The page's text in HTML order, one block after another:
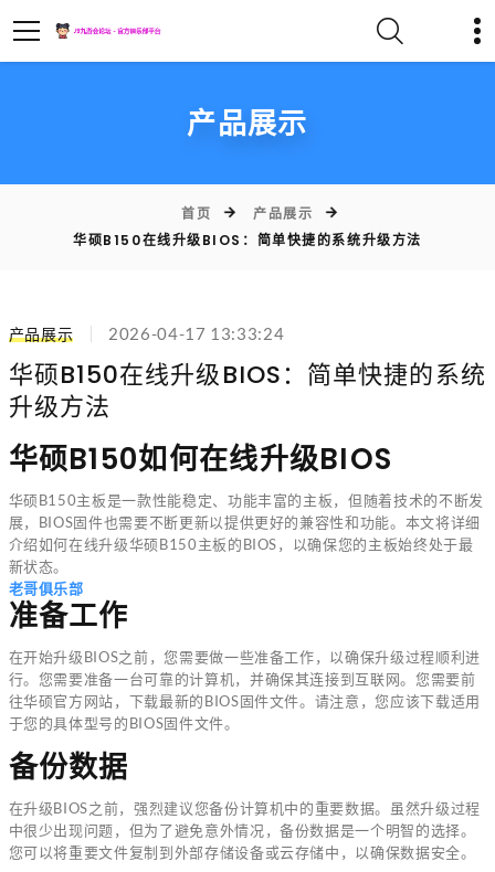
产品展示
首页
产品展示
华硕B150在线升级BIOS：简单快捷的系统升级方法
产品展示 2026-04-17 13:33:24
华硕B150在线升级BIOS：简单快捷的系统
升级方法
华硕B150如何在线升级BIOS
华硕B150主板是一款性能稳定、功能丰富的主板，但随着技术的不断发
展，BIOS固件也需要不断更新以提供更好的兼容性和功能。本文将详细
介绍如何在线升级华硕B150主板的BIOS，以确保您的主板始终处于最
新状态。
老哥俱乐部
准备工作
在开始升级BIOS之前，您需要做一些准备工作，以确保升级过程顺利进
行。您需要准备一台可靠的计算机，并确保其连接到互联网。您需要前
往华硕官方网站，下载最新的BIOS固件文件。请注意，您应该下载适用
于您的具体型号的BIOS固件文件。
备份数据
在升级BIOS之前，强烈建议您备份计算机中的重要数据。虽然升级过程
中很少出现问题，但为了避免意外情况，备份数据是一个明智的选择。
您可以将重要文件复制到外部存储设备或云存储中，以确保数据安全。